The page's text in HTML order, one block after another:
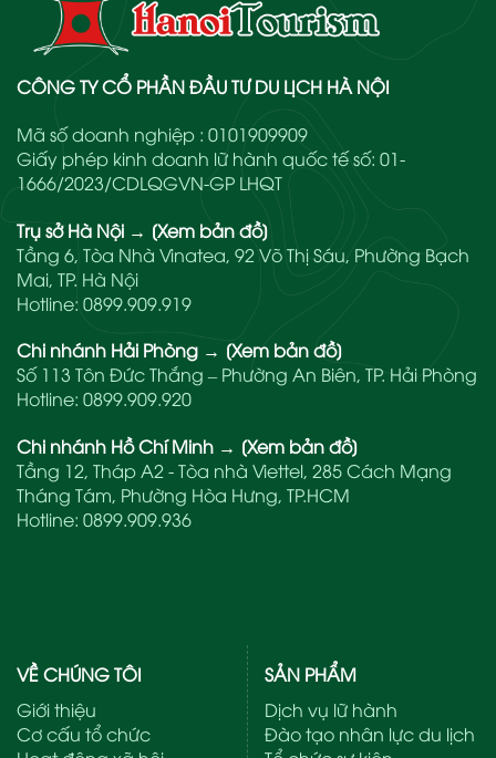
CÔNG TY CỔ PHẦN ĐẦU TƯ DU LỊCH HÀ NỘI
Mã số doanh nghiệp : 0101909909
Giấy phép kinh doanh lữ hành quốc tế số: 01-
1666/2023/CDLQGVN-GP LHQT
Trụ sở Hà Nội → [Xem bản đồ]
Tầng 6, Tòa Nhà Vinatea, 92 Võ Thị Sáu, Phường Bạch
Mai, TP. Hà Nội
Hotline: 0899.909.919
Chi nhánh Hải Phòng → [Xem bản đồ]
Số 113 Tôn Đức Thắng – Phường An Biên, TP. Hải Phòng
Hotline: 0899.909.920
Chi nhánh Hồ Chí Minh → [Xem bản đồ]
Tầng 12, Tháp A2 - Tòa nhà Viettel, 285 Cách Mạng
Tháng Tám, Phường Hòa Hưng, TP.HCM
Hotline: 0899.909.936
VỀ CHÚNG TÔI
Giới thiệu
Cơ cấu tổ chức
SẢN PHẨM
Dịch vụ lữ hành
Đào tạo nhân lực du lịch